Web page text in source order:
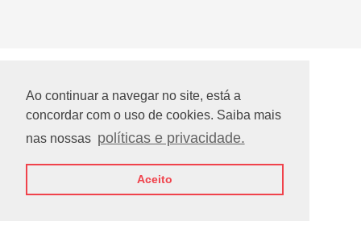
Ao continuar a navegar no site, está a
concordar com o uso de cookies. Saiba mais
nas nossas políticas e privacidade.
Aceito